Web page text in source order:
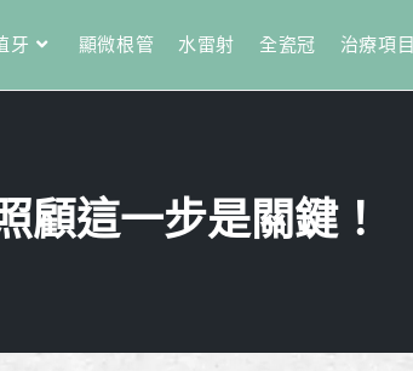
牙 顯微根管 水雷射 全瓷冠 治療項目
顧這一步是關鍵！